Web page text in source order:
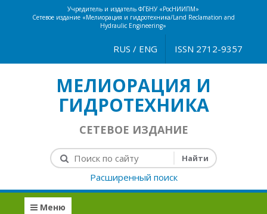
Учредитель и издатель ФГБНУ «РосНИИПМ»
Сетевое издание «Мелиорация и гидротехника/Land Reclamation and
Hydraulic Engineering»
ISSN 2712-9357
RUS / ENG
МЕЛИОРАЦИЯ И
ГИДРОТЕХНИКА
СЕТЕВОЕ ИЗДАНИЕ
Расширенный поиск
Меню